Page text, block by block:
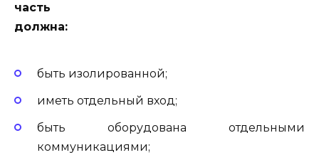
часть
должна:
быть изолированной;
иметь отдельный вход;
быть оборудована отдельными
коммуникациями;